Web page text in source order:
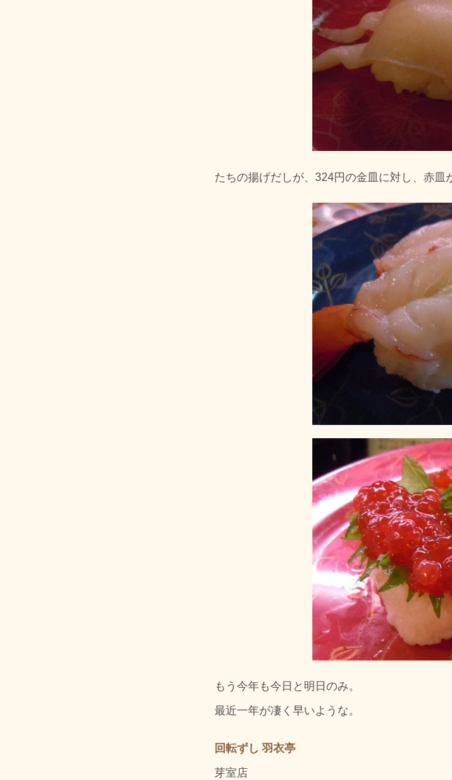
たちの揚げだしが、324円の金皿に対し、赤皿
もう今年も今日と明日のみ。
最近一年が凄く早いような。
回転ずし 羽衣亭
芽室店